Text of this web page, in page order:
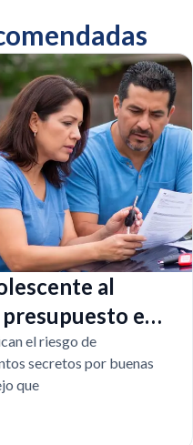
al
en
el riesgo de
secretos por buenas
que